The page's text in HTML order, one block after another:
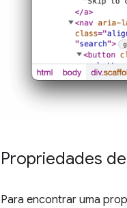
Propriedades
Para encontrar uma